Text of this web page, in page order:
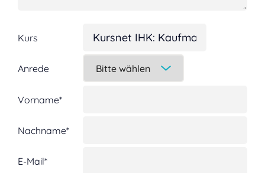
Kurs
Anrede
Vorname*
Nachname*
E-Mail*